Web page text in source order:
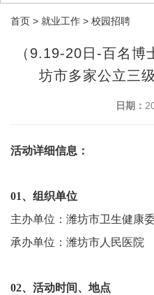
首页 > 就业工作 > 校园招聘
（9.19-20日-百名博
坊市多家公立三
日期：
活动详细信息：
01、组织单位
主办单位：潍坊市卫生健康
承办单位：潍坊市人民医院
02、活动时间、地点